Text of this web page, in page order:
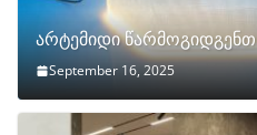
არტემიდი წარმოგიდგენთ
September 16, 2025